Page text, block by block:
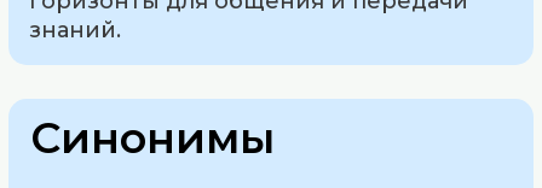
знаний.
Синонимы